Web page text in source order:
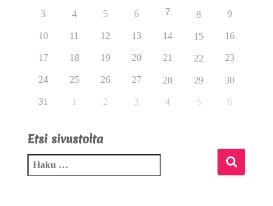
3 4 5 6 7 8 9
10 11 12 13 14 15 16
17 18 19 20 21 22 23
24 25 26 27 28 29 30
31 1 2 3 4 5 6
Etsi sivustolta